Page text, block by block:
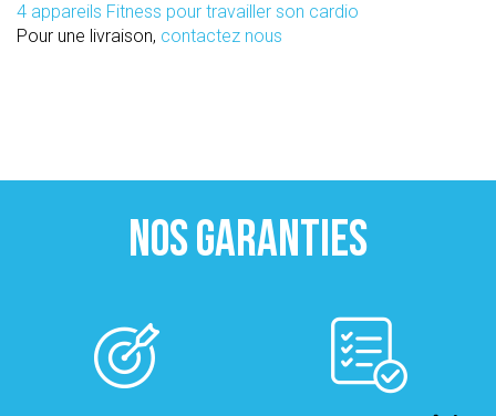
4 appareils Fitness pour travailler son cardio
Pour une livraison, contactez nous
NOS GARANTIES